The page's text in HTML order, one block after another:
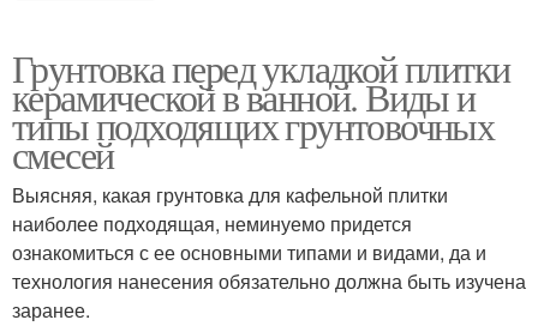
Грунтовка перед укладкой плитки
керамической в ванной. Виды и
типы подходящих грунтовочных
смесей
Выясняя, какая грунтовка для кафельной плитки
наиболее подходящая, неминуемо придется
ознакомиться с ее основными типами и видами, да и
технология нанесения обязательно должна быть изучена
заранее.